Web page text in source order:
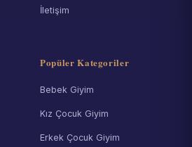
İletişim
Popüler Kategoriler
Bebek Giyim
Kız Çocuk Giyim
Erkek Çocuk Giyim